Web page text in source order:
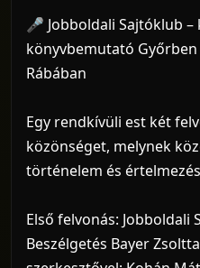
🎤 Jobboldali Sajtóklub
könyvbemutató
Rábában
Egy rendkívüli est két
közönséget, melynek
történelem és
Első felvonás: Jobboldali
Beszélgetés Bayer